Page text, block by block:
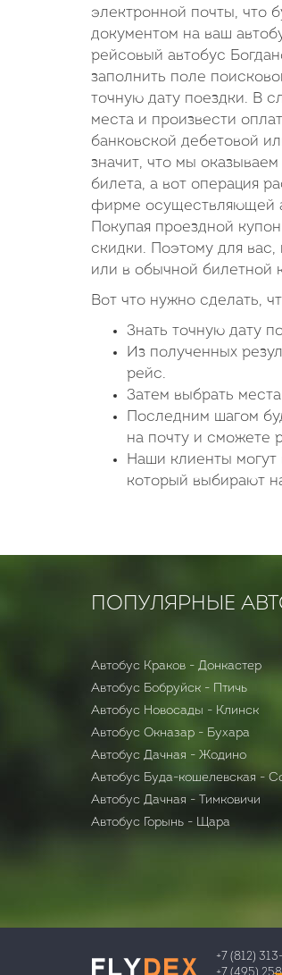
электронной почты, что
документом на ваш
рейсовый автобус
заполнить поле
точную дату поездки. В
места и произвести
банковской дебетовой
значит, что мы
билета, а вот операция
фирме осуществляющей
Покупая проездной
скидки. Поэтому для
или в обычной билетной
Вот что нужно сделать,
Знать точную дату
Из полученных
рейс.
Затем выбрать
Последним шагом
на почту и сможете
Наши клиенты
который выбирают
ПОПУЛЯРНЫЕ
Автобус Краков - Донкастер
Автобус Бобруйск - Птичь
Автобус Новосады - Клинск
Автобус Окназар - Бухара
Автобус Дачная - Жодино
Автобус Буда-кошелевская -
Автобус Дачная - Тимковичи
Автобус Горынь - Щара
+7 (812)